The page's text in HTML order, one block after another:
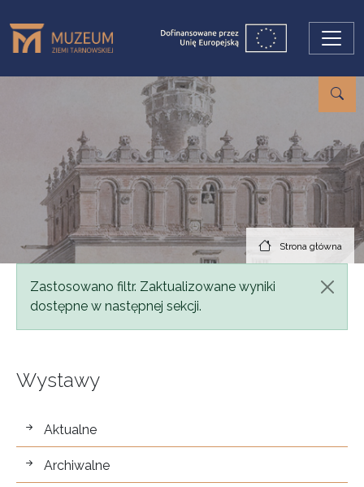
Strona główna
Komunikat
Zastosowano filtr. Zaktualizowane wyniki
dostępne w następnej sekcji.
Wystawy
wystawy
Aktualne
Archiwalne